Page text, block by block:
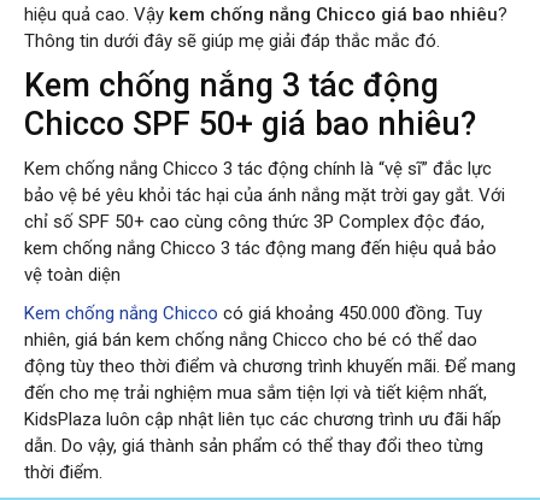
hiệu quả cao. Vậy kem chống nắng Chicco giá bao nhiêu?
Thông tin dưới đây sẽ giúp mẹ giải đáp thắc mắc đó.
Kem chống nắng 3 tác động
Chicco SPF 50+ giá bao nhiêu?
Kem chống nắng Chicco 3 tác động chính là “vệ sĩ” đắc lực
bảo vệ bé yêu khỏi tác hại của ánh nắng mặt trời gay gắt. Với
chỉ số SPF 50+ cao cùng công thức 3P Complex độc đáo,
kem chống nắng Chicco 3 tác động mang đến hiệu quả bảo
vệ toàn diện
Kem chống nắng Chicco có giá khoảng 450.000 đồng. Tuy
nhiên, giá bán kem chống nắng Chicco cho bé có thể dao
động tùy theo thời điểm và chương trình khuyến mãi. Để mang
đến cho mẹ trải nghiệm mua sắm tiện lợi và tiết kiệm nhất,
KidsPlaza luôn cập nhật liên tục các chương trình ưu đãi hấp
dẫn. Do vậy, giá thành sản phẩm có thể thay đổi theo từng
thời điểm.